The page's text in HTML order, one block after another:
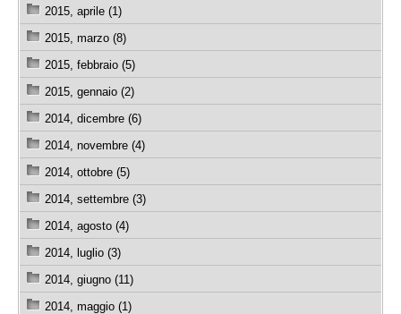
2015, aprile (1)
2015, marzo (8)
2015, febbraio (5)
2015, gennaio (2)
2014, dicembre (6)
2014, novembre (4)
2014, ottobre (5)
2014, settembre (3)
2014, agosto (4)
2014, luglio (3)
2014, giugno (11)
2014, maggio (1)